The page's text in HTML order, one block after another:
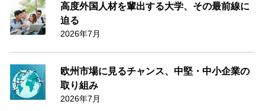
高度外国人材を輩出する大学、その最前線に
迫る
2026年7月
欧州市場に見るチャンス、中堅・中小企業の
取り組み
2026年7月